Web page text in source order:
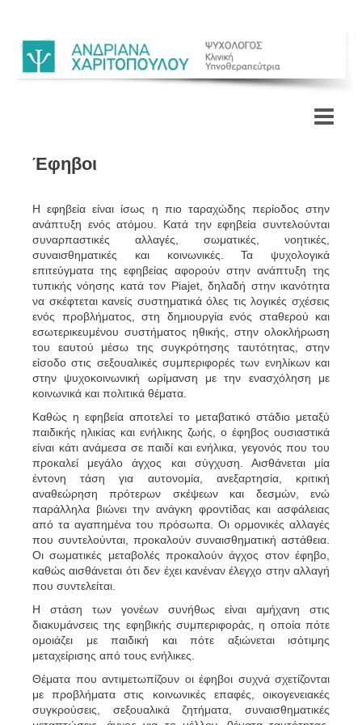
Βιογραφικό
Υπηρεσίες
Αναφορικά
Ψυχομετρικά εργαλεία
Βασικές πληροφορίες
Κώδικες δεοντολογίας
Σύνολο αρχών
Ο χώρος
Φωτογραφίες
Επικοινωνία
Βρείτε μας
Έφηβοι
Η εφηβεία είναι ίσως η πιο ταραχώδης περίοδος στην
ανάπτυξη ενός ατόμου. Κατά την εφηβεία συντελούνται
συναρπαστικές αλλαγές, σωματικές, νοητικές,
συναισθηματικές και κοινωνικές. Τα ψυχολογικά
επιτεύγματα της εφηβείας αφορούν στην ανάπτυξη της
τυπικής νόησης κατά τον Piajet, δηλαδή στην ικανότητα
να σκέφτεται κανείς συστηματικά όλες τις λογικές σχέσεις
ενός προβλήματος, στη δημιουργία ενός σταθερού και
εσωτερικευμένου συστήματος ηθικής, στην ολοκλήρωση
του εαυτού μέσω της συγκρότησης ταυτότητας, στην
είσοδο στις σεξουαλικές συμπεριφορές των ενηλίκων και
στην ψυχοκοινωνική ωρίμανση με την ενασχόληση με
κοινωνικά και πολιτικά θέματα.
Καθώς η εφηβεία αποτελεί το μεταβατικό στάδιο μεταξύ
παιδικής ηλικίας και ενήλικης ζωής, ο έφηβος ουσιαστικά
είναι κάτι ανάμεσα σε παιδί και ενήλικα, γεγονός που του
προκαλεί μεγάλο άγχος και σύγχυση. Αισθάνεται μία
έντονη τάση για αυτονομία, ανεξαρτησία, κριτική
αναθεώρηση πρότερων σκέψεων και δεσμών, ενώ
παράλληλα βιώνει την ανάγκη φροντίδας και ασφάλειας
από τα αγαπημένα του πρόσωπα. Οι ορμονικές αλλαγές
που συντελούνται, προκαλούν συναισθηματική αστάθεια.
Οι σωματικές μεταβολές προκαλούν άγχος στον έφηβο,
καθώς αισθάνεται ότι δεν έχει κανέναν έλεγχο στην αλλαγή
που συντελείται.
Η στάση των γονέων συνήθως είναι αμήχανη στις
διακυμάνσεις της εφηβικής συμπεριφοράς, η οποία πότε
ομοιάζει με παιδική και πότε αξιώνεται ισότιμης
μεταχείρισης από τους ενήλικες.
Θέματα που αντιμετωπίζουν οι έφηβοι συχνά σχετίζονται
με προβλήματα στις κοινωνικές επαφές, οικογενειακές
συγκρούσεις, σεξουαλικά ζητήματα, συναισθηματικές